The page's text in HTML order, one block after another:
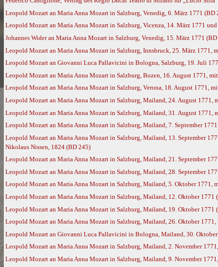
Leopold Mozart an Maria Anna Mozart in Salzburg, Venedig, 6. März 1771 (BD
Leopold Mozart an Maria Anna Mozart in Salzburg, Vicenza, 14. März 1771
Johannes Wider an Maria Anna Mozart in Salzburg, Venedig, 15. März 1771
Leopold Mozart an Maria Anna Mozart in Salzburg, Innsbruck, 25. März 1771,
Leopold Mozart an Giovanni Luca Pallavicini in Bologna, Salzburg, 19. Juli
Leopold Mozart an Maria Anna Mozart in Salzburg, Bozen, 16. August 1771,
Leopold Mozart an Maria Anna Mozart in Salzburg, Verona, 18. August 1771,
Leopold Mozart an Maria Anna Mozart in Salzburg, Mailand, 24. August
Leopold Mozart an Maria Anna Mozart in Salzburg, Mailand, 31. August
Leopold Mozart an Maria Anna Mozart in Salzburg, Mailand, 7. September
Leopold Mozart an Maria Anna Mozart in Salzburg, Mailand, 13. September
Nikolaus Nissen, 1824 (BD 245)
Leopold Mozart an Maria Anna Mozart in Salzburg, Mailand, 21. September
Leopold Mozart an Maria Anna Mozart in Salzburg, Mailand, 28. September
Leopold Mozart an Maria Anna Mozart in Salzburg, Mailand, 5. Oktober 1771,
Leopold Mozart an Maria Anna Mozart in Salzburg, Mailand, 12. Oktober 1771
Leopold Mozart an Maria Anna Mozart in Salzburg, Mailand, 19. Oktober 1771
Leopold Mozart an Maria Anna Mozart in Salzburg, Mailand, 26. Oktober
Leopold Mozart an Giovanni Luca Pallavicini in Bologna, Mailand, 30.
Leopold Mozart an Maria Anna Mozart in Salzburg, Mailand, 2. November
Leopold Mozart an Maria Anna Mozart in Salzburg, Mailand, 9. November